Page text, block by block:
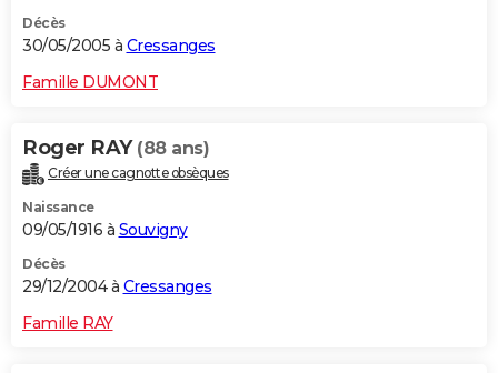
Décès
30/05/2005 à Cressanges
Famille DUMONT
Roger RAY (88 ans)
Créer une cagnotte obsèques
Naissance
09/05/1916 à Souvigny
Décès
29/12/2004 à Cressanges
Famille RAY